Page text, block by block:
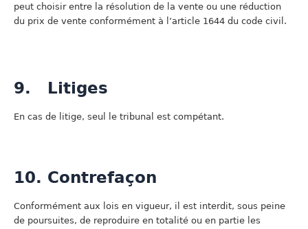
peut choisir entre la résolution de la vente ou une réduction
du prix de vente conformément à l’article 1644 du code civil.
9. Litiges
En cas de litige, seul le tribunal est compétant.
10. Contrefaçon
Conformément aux lois en vigueur, il est interdit, sous peine
de poursuites, de reproduire en totalité ou en partie les